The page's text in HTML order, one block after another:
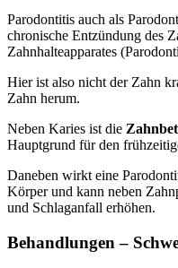
Parodontitis auch als
chronische Entzündung des
Zahnhalteapparates
Hier ist also nicht der Zahn
Zahn herum.
Neben Karies ist die
Hauptgrund für den
Daneben wirkt eine
Körper und kann neben
und Schlaganfall erhöhen.
Behandlungen –